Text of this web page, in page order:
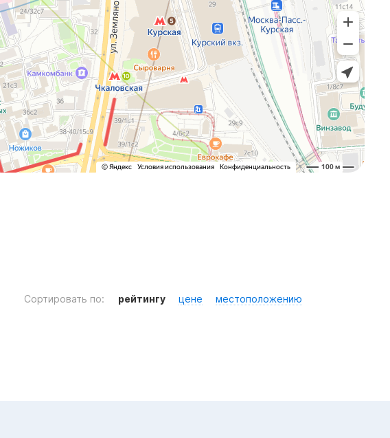
Сортировать по: рейтингу цене местоположению